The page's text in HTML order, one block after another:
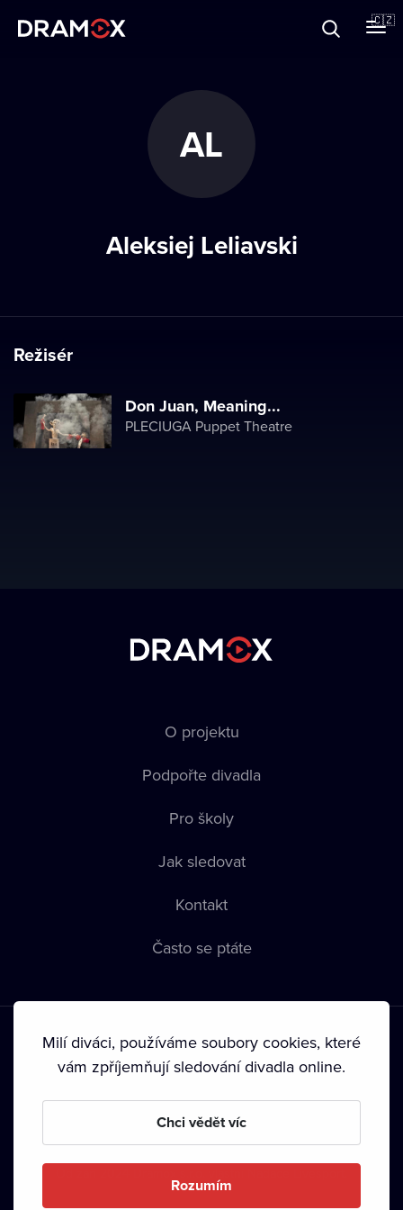
🇨🇿
AL
Aleksiej Leliavski
Režisér
Don Juan, Meaning...
PLECIUGA Puppet Theatre
O projektu
Podpořte divadla
Pro školy
Jak sledovat
Kontakt
Často se ptáte
Podmínky používání • Ochrana soukromí • Zásady používání
• Autorská práva•
Milí diváci, používáme soubory cookies, které
vám zpříjemňují sledování divadla online.
Chci vědět víc
Rozumím